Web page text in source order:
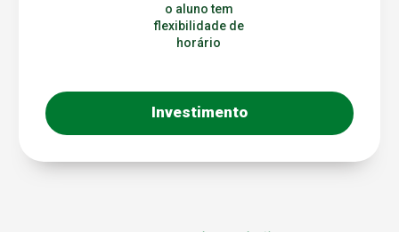
o aluno tem
flexibilidade de
horário
Investimento